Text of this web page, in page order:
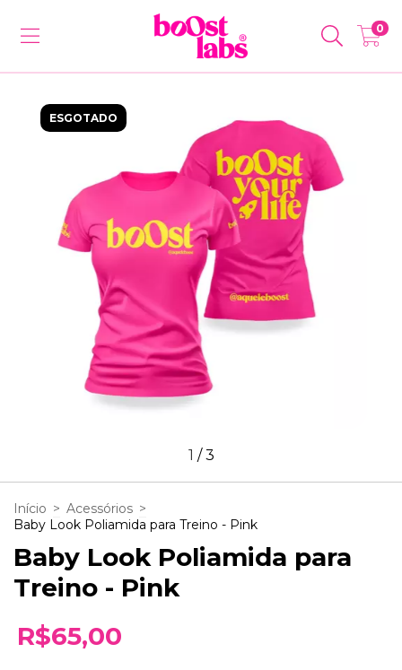
0
ESGOTADO
1 /3
Início > Acessórios >
Baby Look Poliamida para Treino - Pink
Baby Look Poliamida para
Treino - Pink
R$65,00